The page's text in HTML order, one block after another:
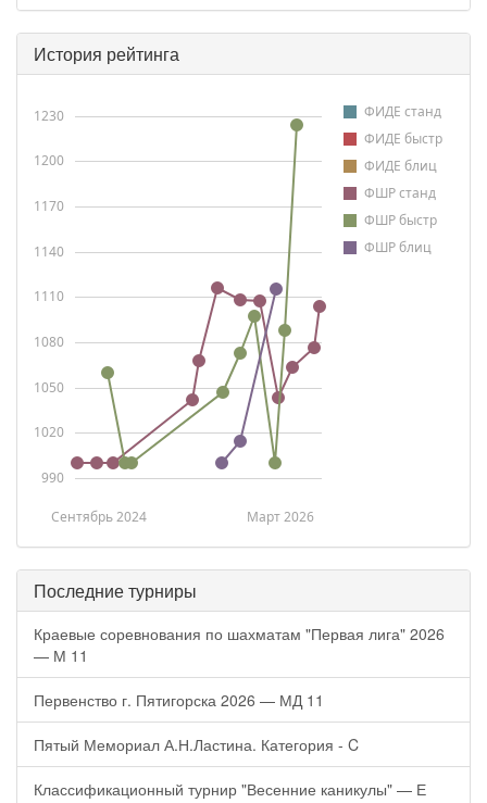
История рейтинга
ФИДЕ станд
ФИДЕ быстр
ФИДЕ блиц
ФШР станд
ФШР быстр
ФШР блиц
Сентябрь 2024 Март 2026
990
1020
1050
1080
1110
1140
1170
1200
1230
Последние турниры
Краевые соревнования по шахматам "Первая лига" 2026
— М 11
Первенство г. Пятигорска 2026 — МД 11
Пятый Мемориал А.Н.Ластина. Категория - C
Классификационный турнир "Весенние каникулы" — Е